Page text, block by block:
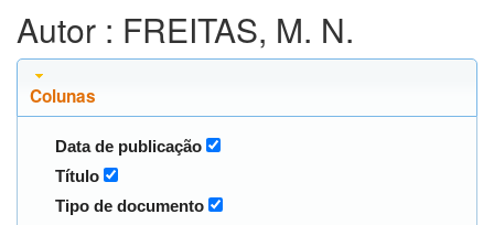
Autor : FREITAS, M. N.
Colunas
Data de publicação
Título
Tipo de documento